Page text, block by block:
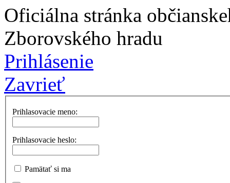
Oficiálna stránka
Zborovského hradu
Prihlásenie
Zavrieť
Prihlasovacie meno:
Prihlasovacie heslo:
Pamätať si ma